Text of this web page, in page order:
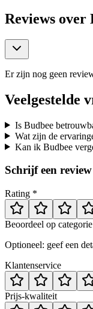
Reviews over
Er zijn nog geen
Veelgestelde
Is Budbee
Wat zijn de
Kan ik Budbee
Schrijf een review
Rating *
Beoordeel op categorie
Optioneel: geef een
Klantenservice
Prijs-kwaliteit